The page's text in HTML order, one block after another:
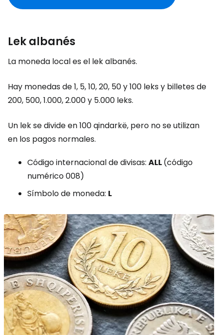
Lek albanés
La moneda local es el lek albanés.
Hay monedas de 1, 5, 10, 20, 50 y 100 leks y billetes de
200, 500, 1.000, 2.000 y 5.000 leks.
Un lek se divide en 100 qindarkë, pero no se utilizan
en los pagos normales.
Código internacional de divisas: ALL(código
numérico 008)
Símbolo de moneda: L